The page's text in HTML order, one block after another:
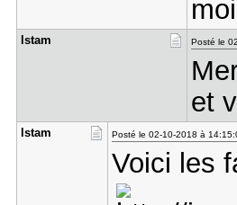
lstam Posté le
et
lstam Posté le 02-10-2018 à
Voici les